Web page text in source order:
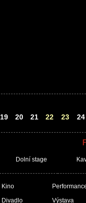
19 20 21 22 23 24
Dolní stage
Kino
Divadlo
Výstava